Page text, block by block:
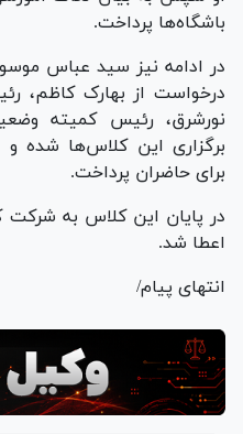
باشگاه‌ها پرداخت.
در ادامه نیز سید عباس
درخواست از بهارک کاظم،
نورشرق، رئیس کمیته
برگزاری این کلاس‌ها شده
برای حاضران پرداخت.
در پایان این کلاس به شرکت
اعطا شد.
انتهای پیام/